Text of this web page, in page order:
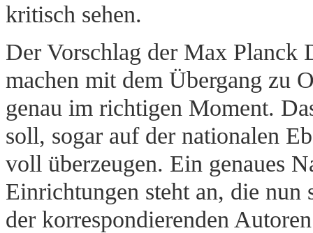
kritisch sehen.
Der Vorschlag der Max
machen mit dem Übergang zu
genau im richtigen Moment.
soll, sogar auf der nationalen
voll überzeugen. Ein genaues
Einrichtungen steht an, die nun
der korrespondierenden